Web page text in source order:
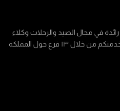
تأسست في عام 1991 م رائدة في مجال الصيد والرحلات وكلاء
١٣ فرع حول المملكة